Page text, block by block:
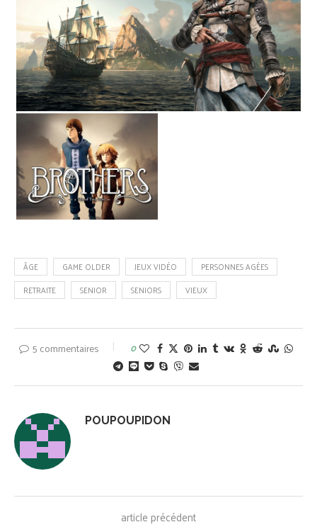
ÂGE GAME OLDER JEUX VIDÉO
PERSONNES AGÉES
RETRAITE
SENIOR SENIORS VIEUX
5 commentaires 0
POUPOUPIDON
article précédent